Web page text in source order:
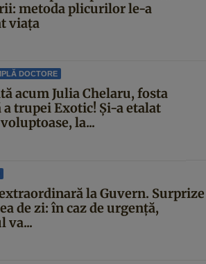
metoda plicurilor le-a
viața
DOCTORE
acum Julia Chelaru, fosta
trupei Exotic! Și-a etalat
la...
la Guvern. Surprize
de zi: în caz de urgență,
va...